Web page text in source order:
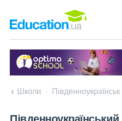
Школи Південноукраїнськ